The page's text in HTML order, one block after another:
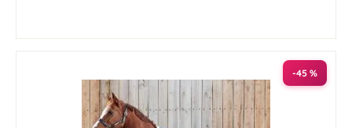
-45 %